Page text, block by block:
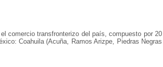
comercio transfronterizo del país, compuesto por 20
Coahuila (Acuña, Ramos Arizpe, Piedras Negras